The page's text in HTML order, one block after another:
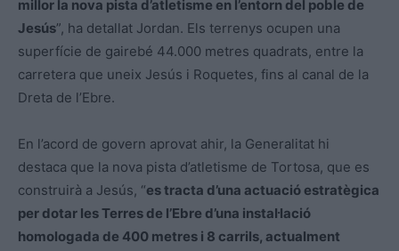
millor la nova pista d’atletisme en l’entorn del poble de
Jesús”, ha detallat Jordan. Els terrenys ocupen una
superfície de gairebé 44.000 metres quadrats, entre la
carretera que uneix Jesús i Roquetes, fins al canal de la
Dreta de l’Ebre.
En l’acord de govern aprovat ahir, la Generalitat hi
destaca que la nova pista d’atletisme de Tortosa, que es
construirà a Jesús, “es tracta d’una actuació estratègica
per dotar les Terres de l’Ebre d’una instal·lació
homologada de 400 metres i 8 carrils, actualment